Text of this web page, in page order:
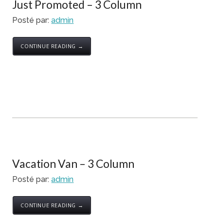
Just Promoted – 3 Column
Posté par: admin
CONTINUE READING →
Vacation Van – 3 Column
Posté par: admin
CONTINUE READING →